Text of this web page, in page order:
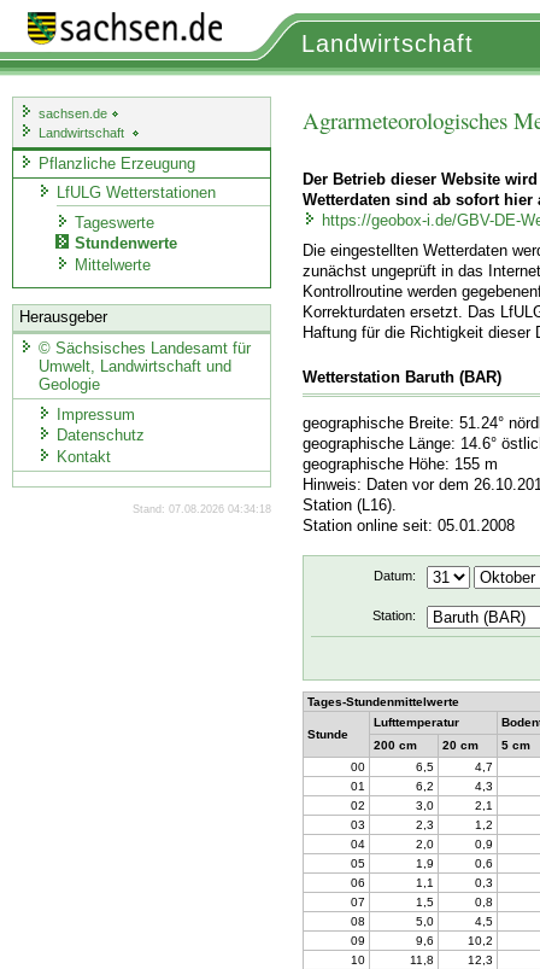
Landwirtschaft
sachsen.de
Landwirtschaft
Pflanzliche Erzeugung
LfULG Wetterstationen
Tageswerte
Stundenwerte
Mittelwerte
Herausgeber
©Sächsisches Landesamt für
Umwelt, Landwirtschaft und
Geologie
Impressum
Datenschutz
Kontakt
Stand: 07.08.2026 04:34:18
Agrarmeteorologisches
Der Betrieb dieser Website
Wetterdaten sind ab sofort hier
https://geobox-i.de/GBV-DE-
Die eingestellten Wetterdaten
zunächst ungeprüft in das
Kontrollroutine werden
Korrekturdaten ersetzt. Das
Haftung für die Richtigkeit dieser
Wetterstation Baruth (BAR)
geographische Breite: 51.24°
geographische Länge: 14.6°
geographische Höhe: 155 m
Hinweis: Daten vor dem
Station (L16).
Station online seit: 05.01.2008
Datum:
Station:
Tages-Stundenmittelwerte
Stunde
Lufttemperatur
200 cm
20 cm
5 cm
00
6,5
4,7
01
6,2
4,3
02
3,0
2,1
03
2,3
1,2
04
2,0
0,9
05
1,9
0,6
06
1,1
0,3
07
1,5
0,8
08
5,0
4,5
09
9,6
10,2
10
11,8
12,3